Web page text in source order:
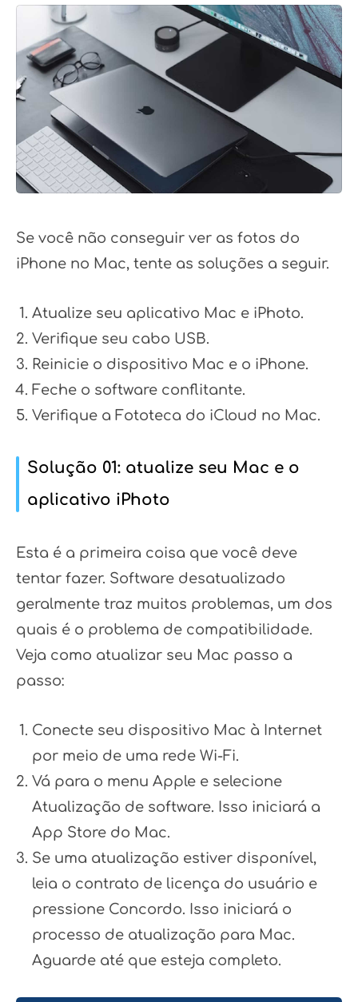
Se você não conseguir ver as fotos do
iPhone no Mac, tente as soluções a seguir.
Atualize seu aplicativo Mac e iPhoto.
Verifique seu cabo USB.
Reinicie o dispositivo Mac e o iPhone.
Feche o software conflitante.
Verifique a Fototeca do iCloud no Mac.
Solução 01: atualize seu Mac e o
aplicativo iPhoto
Esta é a primeira coisa que você deve
tentar fazer. Software desatualizado
geralmente traz muitos problemas, um dos
quais é o problema de compatibilidade.
Veja como atualizar seu Mac passo a
passo:
Conecte seu dispositivo Mac à Internet
por meio de uma rede Wi-Fi.
Vá para o menu Apple e selecione
Atualização de software. Isso iniciará a
App Store do Mac.
Se uma atualização estiver disponível,
leia o contrato de licença do usuário e
pressione Concordo. Isso iniciará o
processo de atualização para Mac.
Aguarde até que esteja completo.